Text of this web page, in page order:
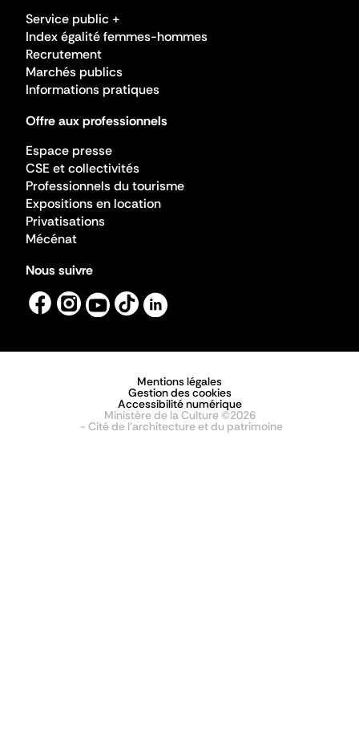
Service public +
Index égalité femmes-hommes
Recrutement
Marchés publics
Informations pratiques
Offre aux professionnels
Espace presse
CSE et collectivités
Professionnels du tourisme
Expositions en location
Privatisations
Mécénat
Nous suivre
Mentions légales
Gestion des cookies
Accessibilité numérique
Ministère de la Culture ©2026
- Cité de l'architecture et du patrimoine